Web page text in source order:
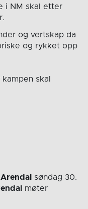
i NM skal etter
og vertskap da
og rykket opp
skal
søndag 30.
møter